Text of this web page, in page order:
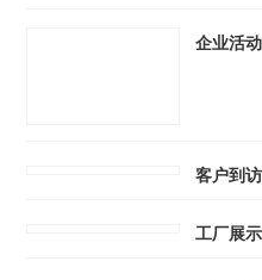
企业活动
客户到访
工厂展示